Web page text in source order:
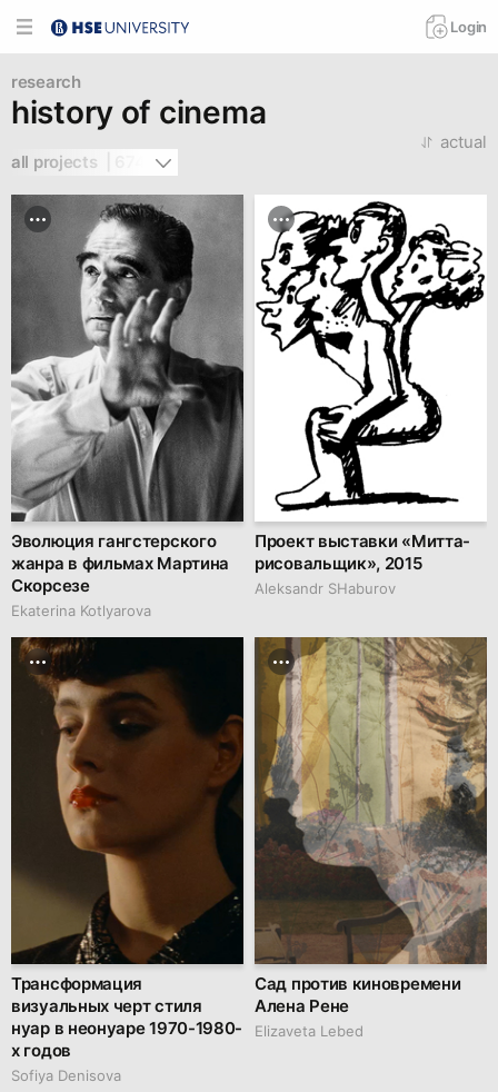
Login
research
history of cinema
all projects  | 674
actual
Эволюция гангстерского
жанра в фильмах Мартина
Скорсезе
Ekaterina Kotlyarova
Проект выставки «Митта-
рисовальщик», 2015
Аleksandr SHaburov
Трансформация
визуальных черт стиля
нуар в неонуаре 1970-1980-
х годов
Sofiya Denisova
Сад против киновремени
Алена Рене
Elizaveta Lebed